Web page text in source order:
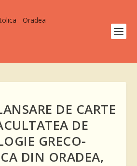
DE CARTE
DE
GRECO-
DIN ORADEA,